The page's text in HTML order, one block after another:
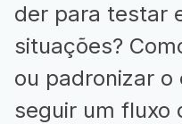
der para testar
situações?
ou padronizar o
seguir um fluxo